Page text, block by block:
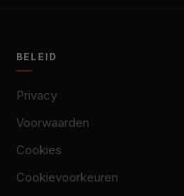
BELEID
Privacy
Voorwaarden
Cookies
Cookievoorkeuren